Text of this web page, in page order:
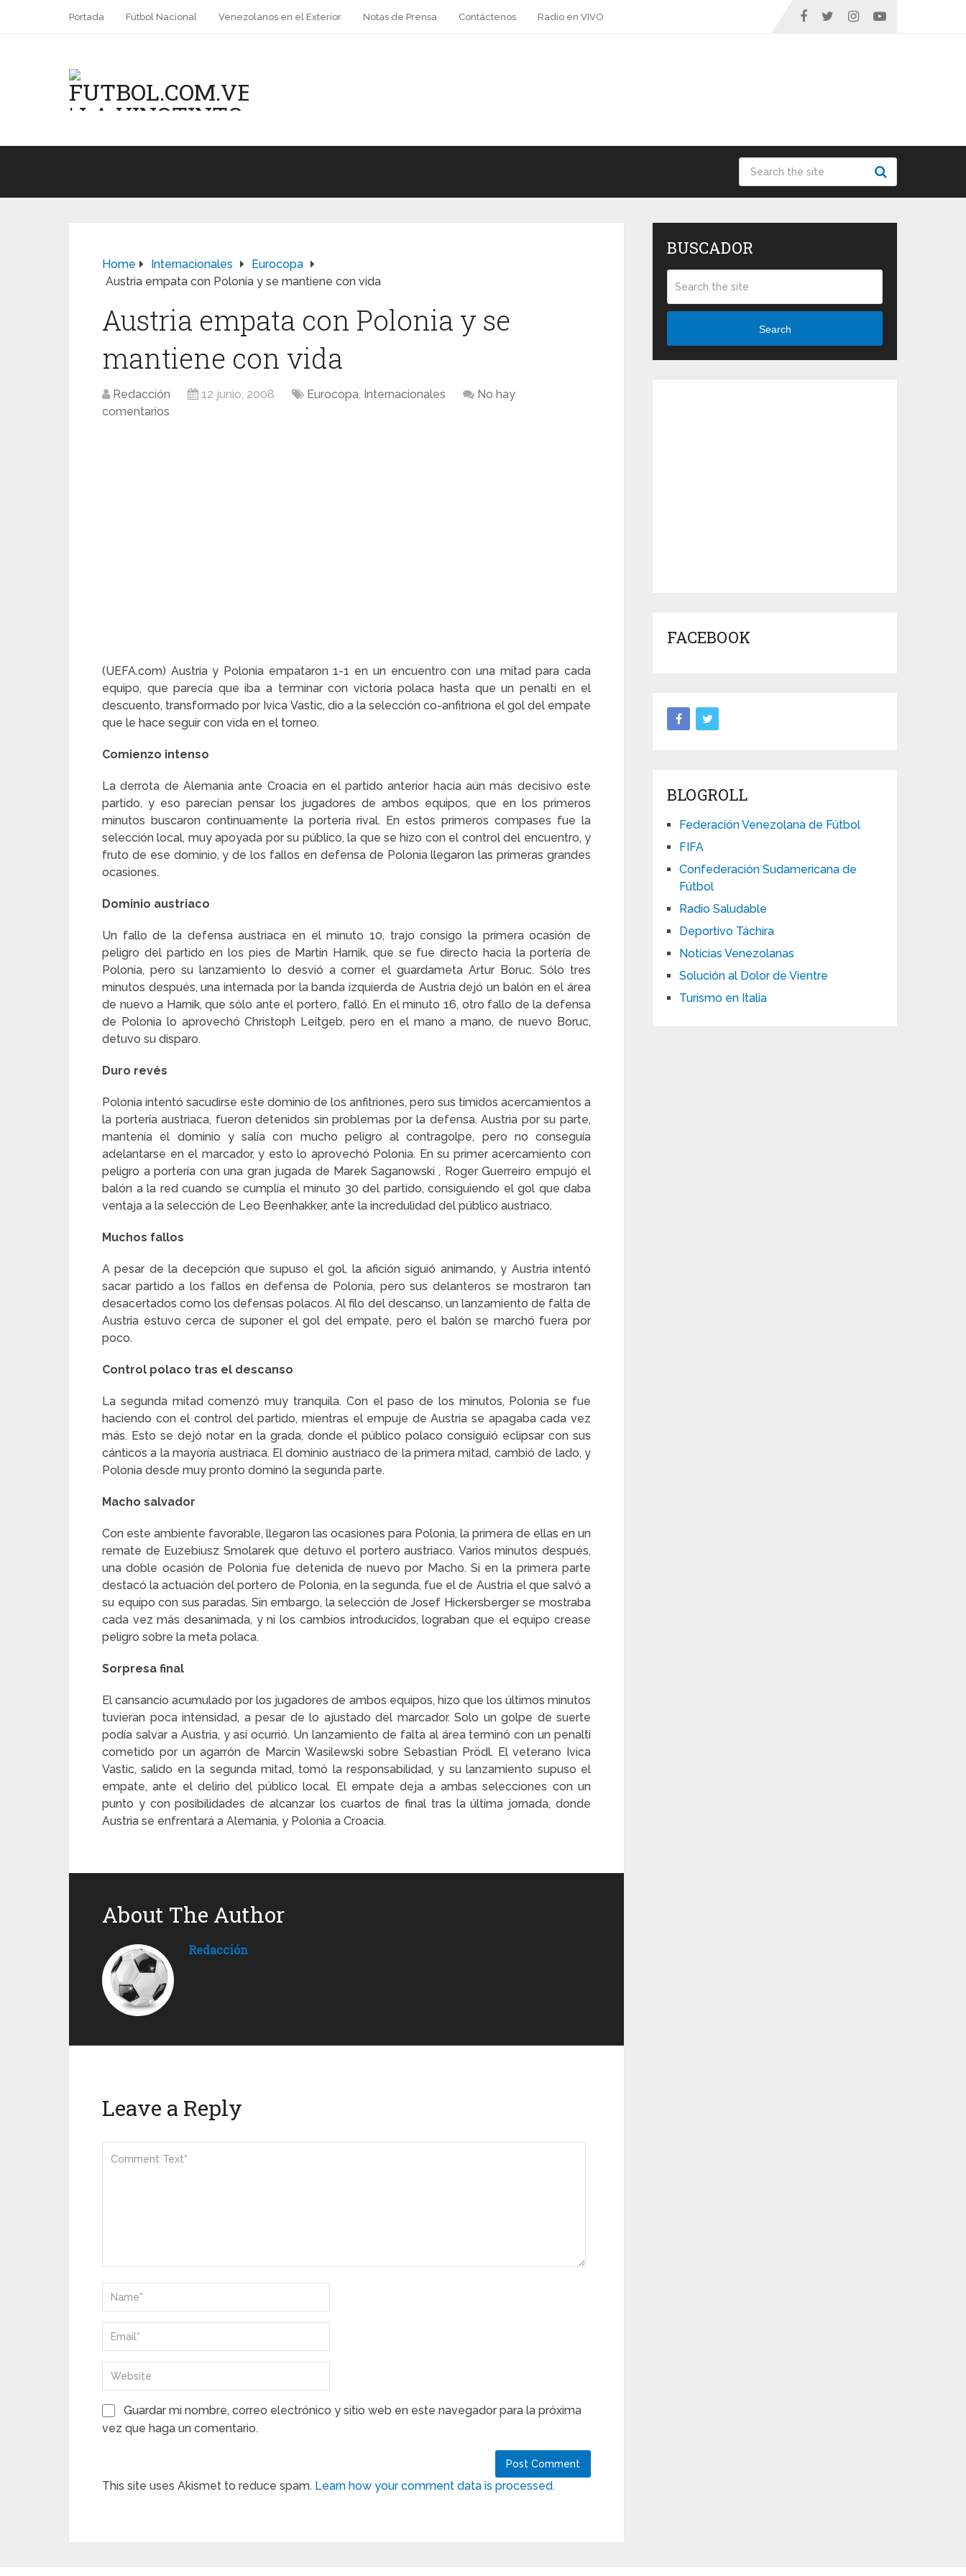
Portada Fútbol Nacional Venezolanos en el Exterior Notas de Prensa Contáctenos Radio en VIVO
Home Internacionales
Eurocopa
Austria empata con Polonia y se mantiene con vida
Austria empata con Polonia y se
mantiene con vida
Redacción 12 junio, 2008 Eurocopa, Internacionales
No hay
comentarios
(UEFA.com) Austria y Polonia empataron 1-1 en un encuentro con una mitad para cada
equipo, que parecía que iba a terminar con victoria polaca hasta que un penalti en el
descuento, transformado por Ivica Vastic, dio a la selección co-anfitriona el gol del empate
que le hace seguir con vida en el torneo.
Comienzo intenso
La derrota de Alemania ante Croacia en el partido anterior hacía aún más decisivo este
partido, y eso parecían pensar los jugadores de ambos equipos, que en los primeros
minutos buscaron continuamente la portería rival. En estos primeros compases fue la
selección local, muy apoyada por su público, la que se hizo con el control del encuentro, y
fruto de ese dominio, y de los fallos en defensa de Polonia llegaron las primeras grandes
ocasiones.
Dominio austriaco
Un fallo de la defensa austriaca en el minuto 10, trajo consigo la primera ocasión de
peligro del partido en los pies de Martin Harnik, que se fue directo hacia la portería de
Polonia, pero su lanzamiento lo desvió a corner el guardameta Artur Boruc. Sólo tres
minutos después, una internada por la banda izquierda de Austria dejó un balón en el área
de nuevo a Harnik, que sólo ante el portero, falló. En el minuto 16, otro fallo de la defensa
de Polonia lo aprovechó Christoph Leitgeb, pero en el mano a mano, de nuevo Boruc,
detuvo su disparo.
Duro revés
Polonia intentó sacudirse este dominio de los anfitriones, pero sus tímidos acercamientos a
la portería austriaca, fueron detenidos sin problemas por la defensa. Austria por su parte,
mantenía el dominio y salía con mucho peligro al contragolpe, pero no conseguía
adelantarse en el marcador, y esto lo aprovechó Polonia. En su primer acercamiento con
peligro a portería con una gran jugada de Marek Saganowski , Roger Guerreiro empujó el
balón a la red cuando se cumplía el minuto 30 del partido, consiguiendo el gol que daba
ventaja a la selección de Leo Beenhakker, ante la incredulidad del público austriaco.
Muchos fallos
A pesar de la decepción que supuso el gol, la afición siguió animando, y Austria intentó
sacar partido a los fallos en defensa de Polonia, pero sus delanteros se mostraron tan
desacertados como los defensas polacos. Al filo del descanso, un lanzamiento de falta de
Austria estuvo cerca de suponer el gol del empate, pero el balón se marchó fuera por
poco.
Control polaco tras el descanso
La segunda mitad comenzó muy tranquila. Con el paso de los minutos, Polonia se fue
haciendo con el control del partido, mientras el empuje de Austria se apagaba cada vez
más. Esto se dejó notar en la grada, donde el público polaco consiguió eclipsar con sus
cánticos a la mayoría austriaca. El dominio austriaco de la primera mitad, cambió de lado, y
Polonia desde muy pronto dominó la segunda parte.
Macho salvador
Con este ambiente favorable, llegaron las ocasiones para Polonia, la primera de ellas en un
remate de Euzebiusz Smolarek que detuvo el portero austriaco. Varios minutos después,
una doble ocasión de Polonia fue detenida de nuevo por Macho. Si en la primera parte
destacó la actuación del portero de Polonia, en la segunda, fue el de Austria el que salvó a
su equipo con sus paradas. Sin embargo, la selección de Josef Hickersberger se mostraba
cada vez más desanimada, y ni los cambios introducidos, lograban que el equipo crease
peligro sobre la meta polaca.
Sorpresa final
El cansancio acumulado por los jugadores de ambos equipos, hizo que los últimos minutos
tuvieran poca intensidad, a pesar de lo ajustado del marcador. Solo un golpe de suerte
podía salvar a Austria, y así ocurrió. Un lanzamiento de falta al área terminó con un penalti
cometido por un agarrón de Marcin Wasilewski sobre Sebastian Prödl. El veterano Ivica
Vastic, salido en la segunda mitad, tomó la responsabilidad, y su lanzamiento supuso el
empate, ante el delirio del público local. El empate deja a ambas selecciones con un
punto y con posibilidades de alcanzar los cuartos de final tras la última jornada, donde
Austria se enfrentará a Alemania, y Polonia a Croacia.
About The Author
Redacción
Leave a Reply
Guardar mi nombre, correo electrónico y sitio web en este navegador para la próxima
vez que haga un comentario.
This site uses Akismet to reduce spam. Learn how your comment data is processed.
BUSCADOR
Search
FACEBOOK
BLOGROLL
Federación Venezolana de Fútbol
FIFA
Confederación Sudamericana de
Fútbol
Radio Saludable
Deportivo Táchira
Noticias Venezolanas
Solución al Dolor de Vientre
Turismo en Italia